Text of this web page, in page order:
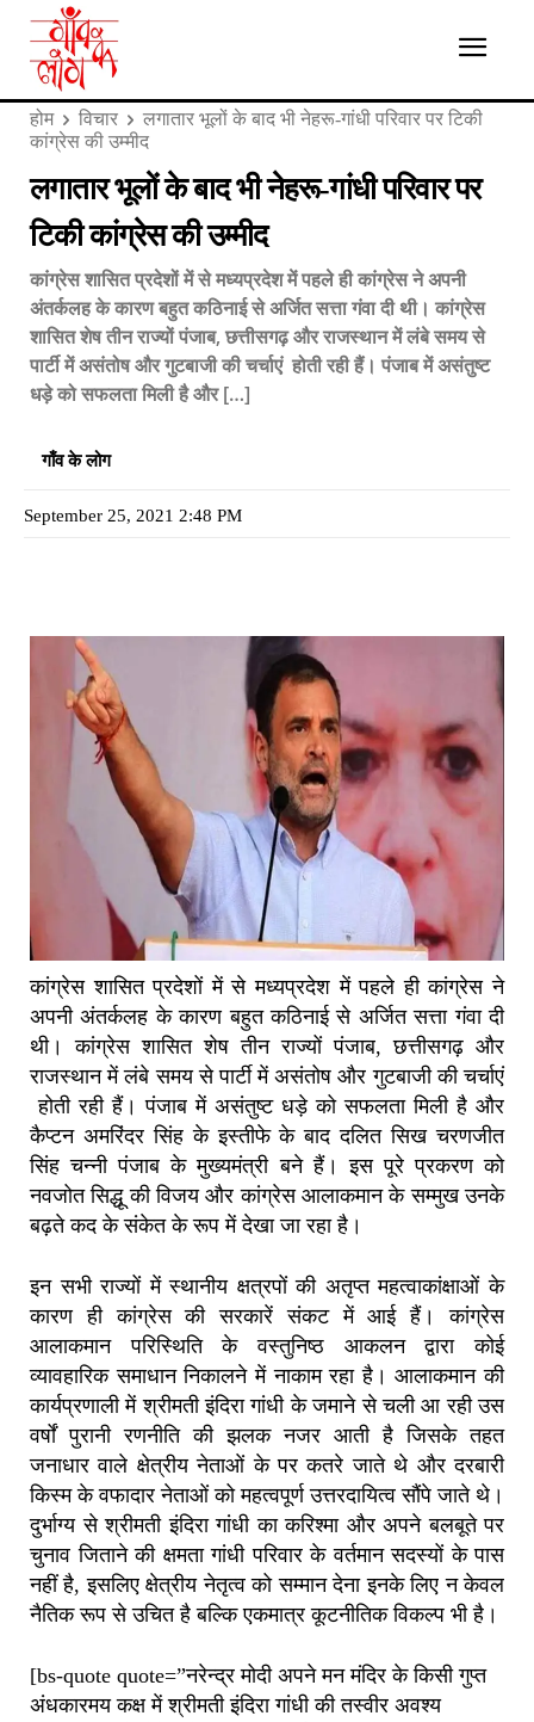
होम विचार
लगातार भूलों के बाद भी नेहरू-गांधी परिवार पर टिकी
कांग्रेस की उम्मीद
लगातार भूलों के बाद भी नेहरू-गांधी परिवार पर
टिकी कांग्रेस की उम्मीद
कांग्रेस शासित प्रदेशों में से मध्यप्रदेश में पहले ही कांग्रेस ने अपनी
अंतर्कलह के कारण बहुत कठिनाई से अर्जित सत्ता गंवा दी थी। कांग्रेस
शासित शेष तीन राज्यों पंजाब, छत्तीसगढ़ और राजस्थान में लंबे समय से
पार्टी में असंतोष और गुटबाजी की चर्चाएं होती रही हैं। पंजाब में असंतुष्ट
धड़े को सफलता मिली है और […]
गाँव के लोग
September 25, 2021 2:48 PM
कांग्रेस शासित प्रदेशों में से मध्यप्रदेश में पहले ही कांग्रेस ने
अपनी अंतर्कलह के कारण बहुत कठिनाई से अर्जित सत्ता गंवा दी
थी। कांग्रेस शासित शेष तीन राज्यों पंजाब, छत्तीसगढ़ और
राजस्थान में लंबे समय से पार्टी में असंतोष और गुटबाजी की चर्चाएं
होती रही हैं। पंजाब में असंतुष्ट धड़े को सफलता मिली है और
कैप्टन अमरिंदर सिंह के इस्तीफे के बाद दलित सिख चरणजीत
सिंह चन्नी पंजाब के मुख्यमंत्री बने हैं। इस पूरे प्रकरण को
नवजोत सिद्धू की विजय और कांग्रेस आलाकमान के सम्मुख उनके
बढ़ते कद के संकेत के रूप में देखा जा रहा है।
इन सभी राज्यों में स्थानीय क्षत्रपों की अतृप्त महत्वाकांक्षाओं के
कारण ही कांग्रेस की सरकारें संकट में आई हैं। कांग्रेस
आलाकमान परिस्थिति के वस्तुनिष्ठ आकलन द्वारा कोई
व्यावहारिक समाधान निकालने में नाकाम रहा है। आलाकमान की
कार्यप्रणाली में श्रीमती इंदिरा गांधी के जमाने से चली आ रही उस
वर्षों पुरानी रणनीति की झलक नजर आती है जिसके तहत
जनाधार वाले क्षेत्रीय नेताओं के पर कतरे जाते थे और दरबारी
किस्म के वफादार नेताओं को महत्वपूर्ण उत्तरदायित्व सौंपे जाते थे।
दुर्भाग्य से श्रीमती इंदिरा गांधी का करिश्मा और अपने बलबूते पर
चुनाव जिताने की क्षमता गांधी परिवार के वर्तमान सदस्यों के पास
नहीं है, इसलिए क्षेत्रीय नेतृत्व को सम्मान देना इनके लिए न केवल
नैतिक रूप से उचित है बल्कि एकमात्र कूटनीतिक विकल्प भी है।
[bs-quote quote=”नरेन्द्र मोदी अपने मन मंदिर के किसी गुप्त
अंधकारमय कक्ष में श्रीमती इंदिरा गांधी की तस्वीर अवश्य